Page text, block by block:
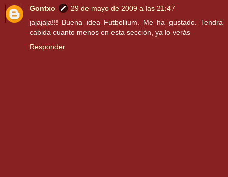
Gontxo
29 de mayo de 2009 a las 21:47
jajajaja!!! Buena idea Futbollium. Me ha gustado. Tendra
cabida cuanto menos en esta sección, ya lo verás
Responder